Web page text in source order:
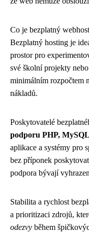
Co je bezplatný
Bezplatný hosting je
prostor pro
své školní projekty
minimálním rozpočtem
nákladů.
Poskytovatelé
podporu PHP,
aplikace a systémy pro
bez příponek
podpora bývají
Stabilita a rychlost
a prioritizaci zdrojů,
odezvy během